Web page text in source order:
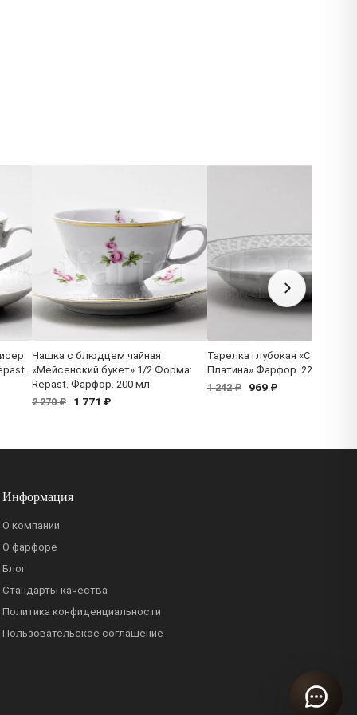
Чашка с блюдцем чайная
«Мейсенский букет» 1/2 Форма:
Repast. Фарфор. 200 мл.
2 270 ₽
1 771 ₽
Тарелка глубокая «Серая
Платина» Фарфор. 225 мм.
1 242 ₽
969 ₽
Информация
О компании
О фарфоре
Блог
Стандарты качества
Политика конфиденциальности
Пользовательское соглашение